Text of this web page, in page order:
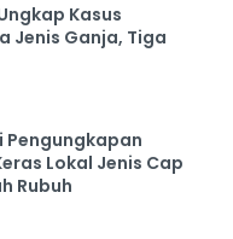
Kasus
Jenis Ganja, Tiga
Lokal Jenis Cap
Rubuh